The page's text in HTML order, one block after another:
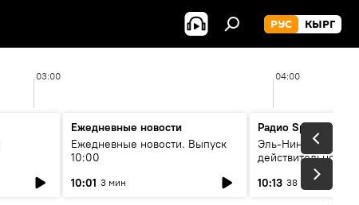
РУС КЫРГ
03:00 04:00
Ежедневные новости
Ежедневные новости. Выпуск
10:00
10:01 3 мин
Радио Sputnik
Эль-Ниньо, жара и
действительно
погоду в
10:13 38 мин